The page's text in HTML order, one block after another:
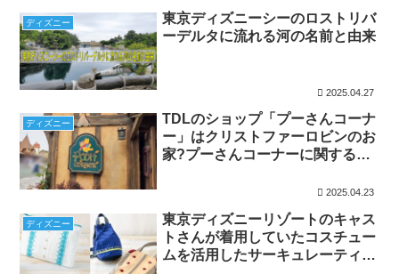
ディズニー
東京ディズニーシーのロストリバ
ーデルタに流れる河の名前と由来
2025.04.27
ディズニー
TDLのショップ「プーさんコーナ
ー」はクリストファーロビンのお
家?プーさんコーナーに関する豆
2025.04.23
ディズニー
東京ディズニーリゾートのキャス
トさんが着用していたコスチュー
ムを活用したサーキュレーティン